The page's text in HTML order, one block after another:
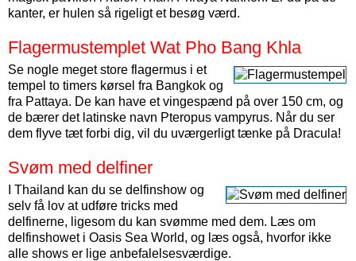
kanter, er hulen så rigeligt et besøg værd.
Flagermustemplet Wat Pho Bang Khla
Se nogle meget store flagermus i et
tempel to timers kørsel fra Bangkok og
fra Pattaya. De kan have et vingespænd på over 150 cm, og
de bærer det latinske navn Pteropus vampyrus. Når du ser
dem flyve tæt forbi dig, vil du uværgerligt tænke på Dracula!
Svøm med delfiner
I Thailand kan du se delfinshow og
selv få lov at udføre tricks med
delfinerne, ligesom du kan svømme med dem. Læs om
delfinshowet i Oasis Sea World, og læs også, hvorfor ikke
alle shows er lige anbefalelsesværdige.